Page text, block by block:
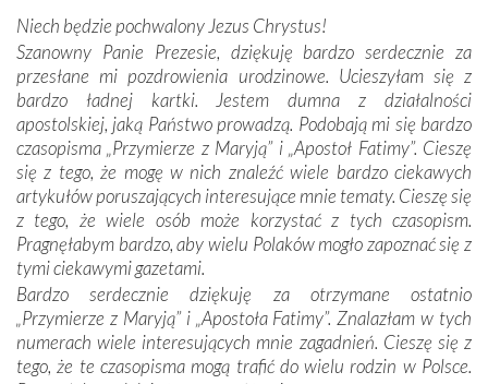
mieliśmy okazję przekonać się, że Maryja swoją opieką
otacza nie tylko nasz naród, lecz wszystkie nacje, które
się Jej ufnie oddają, a także każdą osobę, która zawierza
Jej siebie oraz swych bliskich.
Dzieje Portugalii to również historia wierności Bogu i
odstępstw, także w życiu władców. Trudne momenty w
wymiarze tak osobistym, jak i zbiorowym, przypominają o
konieczności ciągłego zabiegania o własną duszę i o łaskę
Opatrzności. Wierność przynosi pomyślność –
przynajmniej w życiu duchowym. Odstępstwo owocuje
nieszczęściem i śmiercią. Te uniwersalne prawdy
przychodziły na myśl, gdy słuchaliśmy opowieści
przewodników o portugalskich monarchach i wodzach,
zwycięskich bitwach i nieszczęśliwych losach grzesznych
kochanków.
Niech będzie pochwalony Jezus Chrystus!
Szanowny Panie Prezesie, dziękuję bardzo serdecznie za
przesłane mi pozdrowienia urodzinowe. Ucieszyłam się z
bardzo ładnej kartki. Jestem dumna z działalności
apostolskiej, jaką Państwo prowadzą. Podobają mi się bardzo
czasopisma „Przymierze z Maryją” i „Apostoł Fatimy”. Cieszę
się z tego, że mogę w nich znaleźć wiele bardzo ciekawych
artykułów poruszających interesujące mnie tematy. Cieszę się
z tego, że wiele osób może korzystać z tych czasopism.
Pragnęłabym bardzo, aby wielu Polaków mogło zapoznać się z
tymi ciekawymi gazetami.
Bardzo serdecznie dziękuję za otrzymane ostatnio
„Przymierze z Maryją” i „Apostoła Fatimy”. Znalazłam w tych
numerach wiele interesujących mnie zagadnień. Cieszę się z
tego, że te czasopisma mogą trafić do wielu rodzin w Polsce.